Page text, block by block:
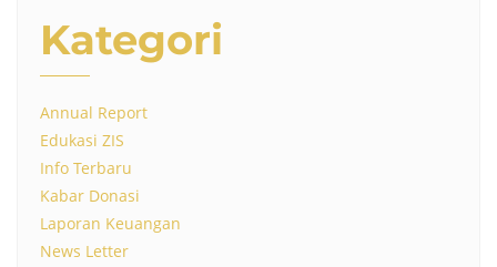
Kategori
Annual Report
Edukasi ZIS
Info Terbaru
Kabar Donasi
Laporan Keuangan
News Letter